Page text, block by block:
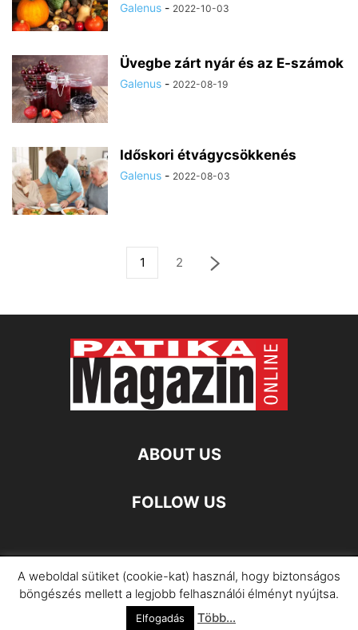
Galenus - 2022-10-03
Üvegbe zárt nyár és az E-számok
Galenus - 2022-08-19
Időskori étvágycsökkenés
Galenus - 2022-08-03
1 2
ABOUT US
FOLLOW US
Impresszum Adatkezelési Információ
©
A weboldal sütiket (cookie-kat) használ, hogy biztonságos
böngészés mellett a legjobb felhasználói élményt nyújtsa.
Elfogadás Több...